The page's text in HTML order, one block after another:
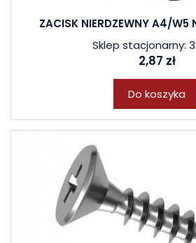
ZACISK NIERDZEWNY A4/W5
Sklep stacjonarny:
2,87 zł
Do koszyka